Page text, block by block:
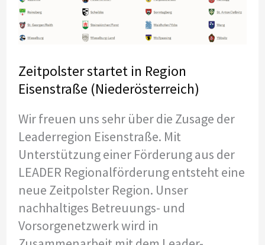
Zeitpolster startet in Region
Eisenstraße (Niederösterreich)
Wir freuen uns sehr über die Zusage der
Leaderregion Eisenstraße. Mit
Unterstützung einer Förderung aus der
LEADER Regionalförderung entsteht eine
neue Zeitpolster Region. Unser
nachhaltiges Betreuungs- und
Vorsorgenetzwerk wird in